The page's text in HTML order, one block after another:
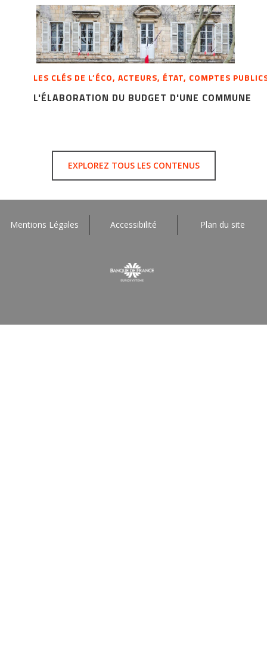
LES CLÉS DE L’ÉCO, ACTEURS, ÉTAT, COMPTES
L'ÉLABORATION DU BUDGET D'UNE COMMUNE
EXPLOREZ TOUS LES CONTENUS
Mentions Légales Accessibilité Plan du site